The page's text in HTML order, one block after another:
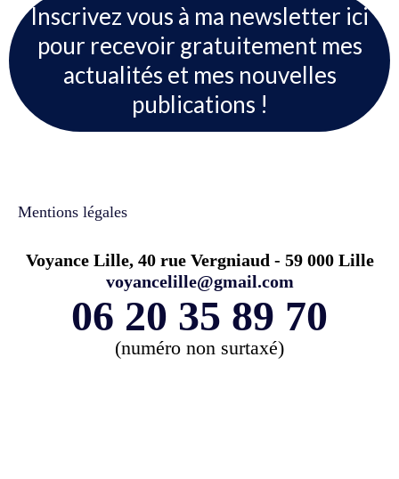
Inscrivez vous à ma newsletter ici
pour recevoir gratuitement mes
actualités et mes nouvelles
publications !
Mentions légales
Voyance Lille, 40 rue Vergniaud - 59 000 Lille
voyancelille@gmail.com
06 20 35 89 70
(numéro non surtaxé)